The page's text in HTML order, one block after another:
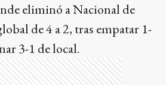
eliminó a Nacional de
de 4 a 2, tras empatar 1-
3-1 de local.